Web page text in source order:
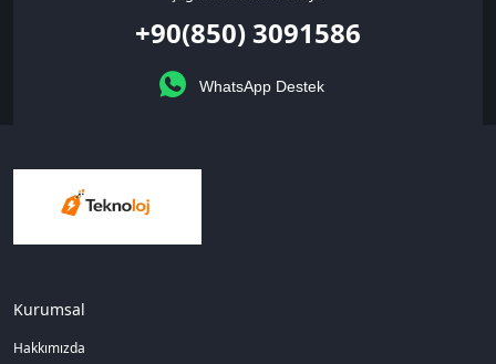
+90(850) 3091586
WhatsApp Destek
Kurumsal
Hakkımızda